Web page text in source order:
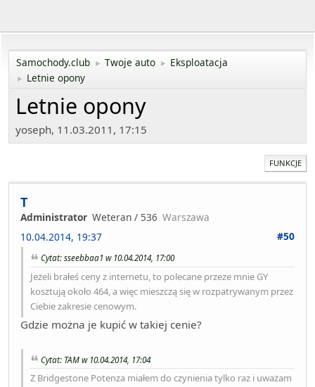
Samochody.club ► Twoje auto ► Eksploatacja
► Letnie opony
Letnie opony
yoseph, 11.03.2011, 17:15
FUNKCJE
T
Administrator Weteran / 536 Warszawa
10.04.2014, 19:37
#50
Cytat: sseebbaa1 w 10.04.2014, 17:00
Jeżeli brałeś ceny z internetu, to polecane przeze mnie GY
kosztują około 464, a więc mieszczą się w rozpatrywanym przez
Ciebie zakresie cenowym.
Gdzie można je kupić w takiej cenie?
Cytat: TAM w 10.04.2014, 17:04
Z Bridgestone Potenza miałem do czynienia tylko raz i uważam